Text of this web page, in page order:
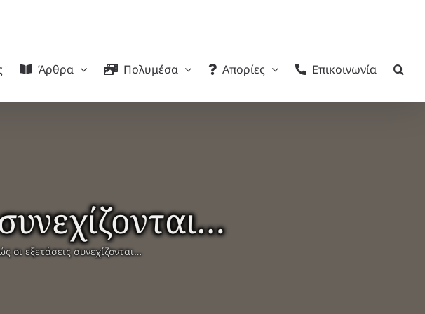
Άρθρα Πολυμέσα Απορίες Επικοινωνία
οι εξετάσεις συνεχίζονται…